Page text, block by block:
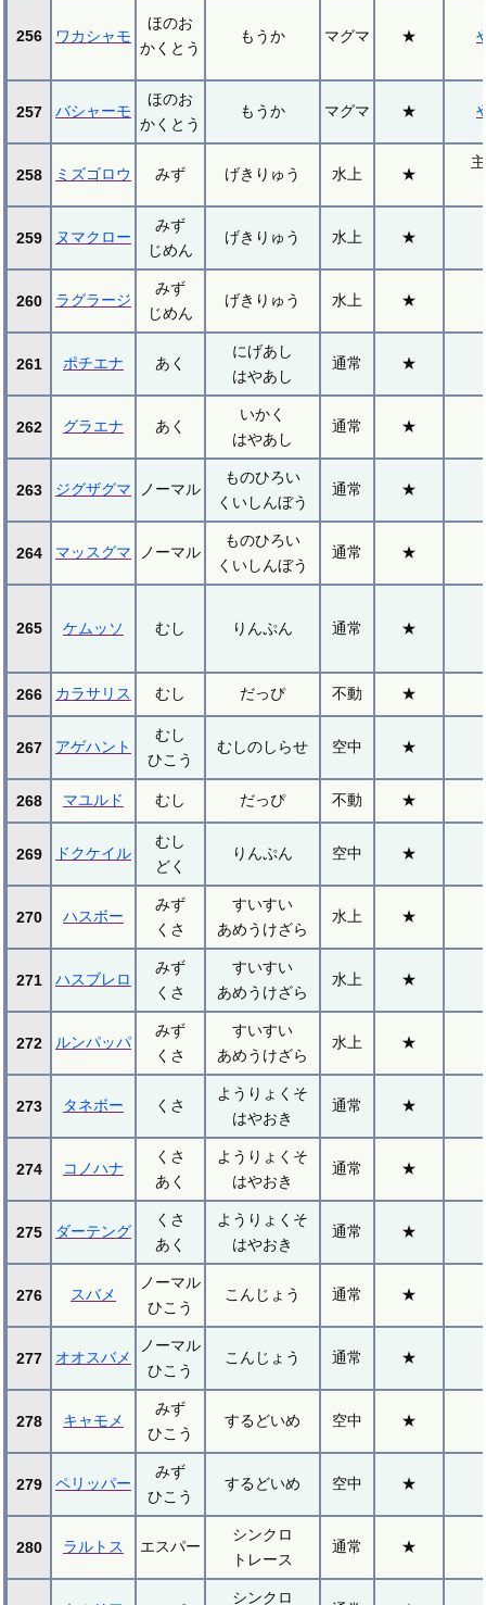
256 ワカシャモ
ほのお
かくとう
もうか マグマ ★
257 バシャーモ
ほのお
かくとう
もうか マグマ ★
258 ミズゴロウ みず げきりゅう 水上 ★
259 ヌマクロー
みず
じめん
げきりゅう 水上 ★
260 ラグラージ
みず
じめん
げきりゅう 水上 ★
261 ポチエナ あく
にげあし
はやあし
通常 ★
262 グラエナ あく
いかく
はやあし
通常 ★
263 ジグザグマ ノーマル
ものひろい
くいしんぼう
通常 ★
264 マッスグマ ノーマル
ものひろい
くいしんぼう
通常 ★
265 ケムッソ むし りんぷん 通常 ★
266 カラサリス むし だっぴ 不動 ★
267 アゲハント
むし
ひこう
むしのしらせ 空中 ★
268 マユルド むし だっぴ 不動 ★
269 ドクケイル
むし
どく
りんぷん 空中 ★
270 ハスボー
みず
くさ
すいすい
あめうけざら
水上 ★
271 ハスブレロ
みず
くさ
すいすい
あめうけざら
水上 ★
272 ルンパッパ
みず
くさ
すいすい
あめうけざら
水上 ★
273 タネボー くさ
ようりょくそ
はやおき
通常 ★
274 コノハナ
くさ
あく
ようりょくそ
はやおき
通常 ★
275 ダーテング
くさ
あく
ようりょくそ
はやおき
通常 ★
276 スバメ
ノーマル
ひこう
こんじょう 通常 ★
277 オオスバメ
ノーマル
ひこう
こんじょう 通常 ★
278 キャモメ
みず
ひこう
するどいめ 空中 ★
279 ペリッパー
みず
ひこう
するどいめ 空中 ★
280 ラルトス エスパー
シンクロ
トレース
通常 ★
シンクロ